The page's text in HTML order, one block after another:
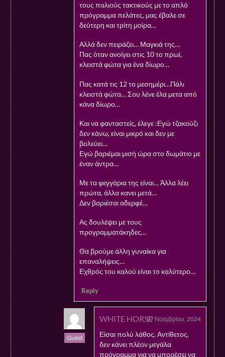
τους παλιούς τακτικούς με το απλό
πρόγραμμα πελάτες, μας έβαλε σε
δεύτερη και τρίτη μοίρα…
Αλλά δεν πειράζει… Μαγκιά της…
Πας όταν ανοίγει στις 10 το πρωί,
κλειστά φώτα για ένα δίωρο…
Πας κατά τις 12 το μεσημέρι…Πάλι
κλειστά φώτα… Σου λένε έλα μετα από
κάνα δίωρο…
Και να φανταστείς, έλεγε :Εγώ τζακούζι
δεν κάνω, είναι μικρό και δεν με
βολεύει…
Εγώ βαριέμαι μισή ώρα στο δωμάτιο με
έναν άντρα…
Με τα φεγγάρια της είναι… Άλλα λέει
πρώτα, άλλα κανει μετά…
Δεν βαριέσαι αδερφέ…
Ας δουλέψει με τους
προγραμματάκηδες…
Θα βρούμε άλλη γυναίκα για
επαναλήψεις…
Εχθρός του καλού είναι το καλύτερο…
Reply
Guest
WHITE HORSE27 Νοεμβρίου, 2024
Είσαι πολύ λάθος. Αντίθετος,
δεν κάνει πλέον μεγάλα
πρόγραμμα για να μπορέσει να